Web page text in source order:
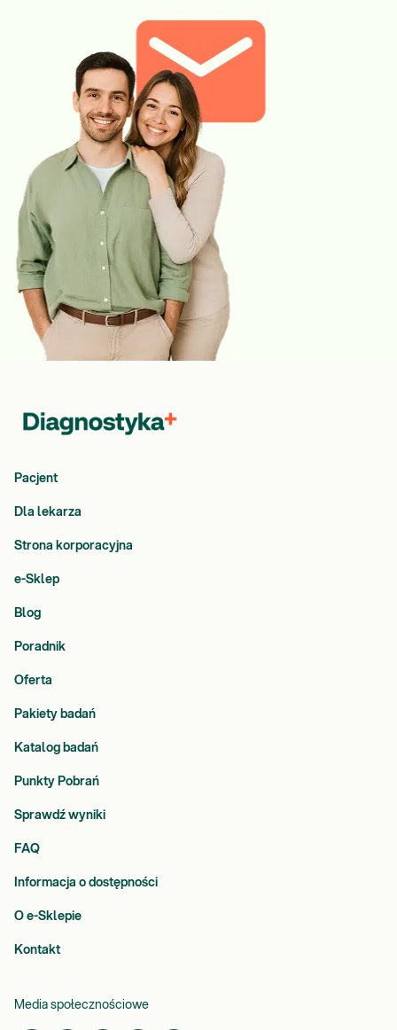
Pacjent
Dla lekarza
Strona korporacyjna
e-Sklep
Blog
Poradnik
Oferta
Pakiety badań
Katalog badań
Punkty Pobrań
Sprawdź wyniki
FAQ
Informacja o dostępności
O e-Sklepie
Kontakt
Media społecznościowe